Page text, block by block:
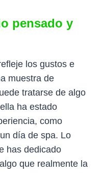
pensado y
los gustos e
muestra de
tratarse de algo
ha estado
como
día de spa. Lo
has dedicado
que realmente la